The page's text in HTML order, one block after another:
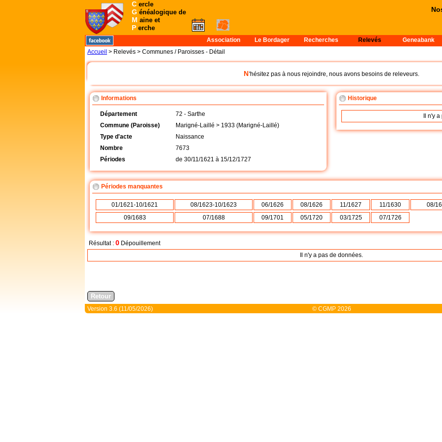
C ercle
G énéalogique de
M aine et
P erche
Association Le Bordager Recherches Relevés Geneabank
Accueil > Relevés > Communes / Paroisses - Détail
N'hésitez pas à nous rejoindre, nous avons besoins de releveurs.
Informations
Département
72 - Sarthe
Commune (Paroisse)
Marigné-Laillé > 1933 (Marigné-Laillé)
Type d'acte
Naissance
Nombre
7673
Périodes
de 30/11/1621 à 15/12/1727
Historique
Il n'y
Périodes manquantes
01/1621-10/1621 08/1623-10/1623 06/1626 08/1626 11/1627 11/1630 08/
09/1683
07/1688 09/1701 05/1720 03/1725 07/1726
Résultat : 0 Dépouillement
Il n'y a pas de données.
Version 3.6 (11/05/2026) © CGMP 2026